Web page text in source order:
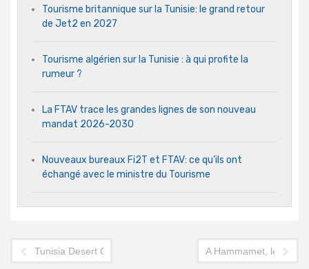
Tourisme britannique sur la Tunisie: le grand retour
de Jet2 en 2027
Tourisme algérien sur la Tunisie : à qui profite la
rumeur ?
La FTAV trace les grandes lignes de son nouveau
mandat 2026-2030
Nouveaux bureaux Fi2T et FTAV: ce qu’ils ont
échangé avec le ministre du Tourisme
Tunisia Desert Challenge: 25 pays et 450 participants au
A Hammamet, le